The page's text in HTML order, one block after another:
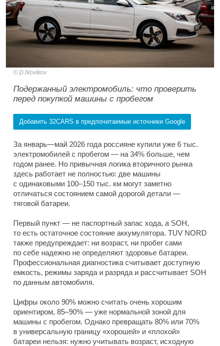
D.Novikov
Подержанный электромобиль: что проверить
перед покупкой машины с пробегом
Добавить 32CARS в предпочитаемые источники Google
За январь—май 2026 года россияне купили уже 6 тыс.
электромобилей с пробегом — на 34% больше, чем
годом ранее. Но привычная логика вторичного рынка
здесь работает не полностью: две машины
с одинаковыми 100–150 тыс. км могут заметно
отличаться состоянием самой дорогой детали —
тяговой батареи.
Первый пункт — не паспортный запас хода, а SOH,
то есть остаточное состояние аккумулятора. TUV NORD
также предупреждает: ни возраст, ни пробег сами
по себе надежно не определяют здоровье батареи.
Профессиональная диагностика считывает доступную
емкость, режимы заряда и разряда и рассчитывает SOH
по данным автомобиля.
Цифры около 90% можно считать очень хорошим
ориентиром, 85–90% — уже нормальной зоной для
машины с пробегом. Однако превращать 80% или 70%
в универсальную границу «хорошей» и «плохой»
батареи нельзя: нужно учитывать возраст, исходную